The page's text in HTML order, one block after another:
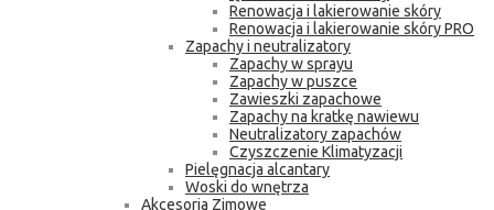
Renowacja i lakierowanie skóry
Renowacja i lakierowanie skóry PRO
Zapachy i neutralizatory
Zapachy w sprayu
Zapachy w puszce
Zawieszki zapachowe
Zapachy na kratkę nawiewu
Neutralizatory zapachów
Czyszczenie Klimatyzacji
Pielęgnacja alcantary
Woski do wnętrza
Akcesoria Zimowe